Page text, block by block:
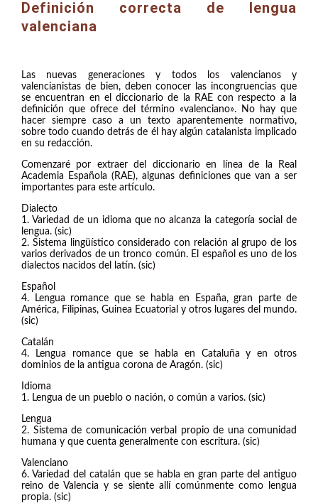
Definición correcta de lengua
valenciana
Las nuevas generaciones y todos los valencianos y
valencianistas de bien, deben conocer las incongruencias que
se encuentran en el diccionario de la RAE con respecto a la
definición que ofrece del término «valenciano». No hay que
hacer siempre caso a un texto aparentemente normativo,
sobre todo cuando detrás de él hay algún catalanista implicado
en su redacción.
Comenzaré por extraer del diccionario en línea de la Real
Academia Española (RAE), algunas definiciones que van a ser
importantes para este artículo.
Dialecto
1. Variedad de un idioma que no alcanza la categoría social de
lengua. (sic)
2. Sistema lingüístico considerado con relación al grupo de los
varios derivados de un tronco común. El español es uno de los
dialectos nacidos del latín. (sic)
Español
4. Lengua romance que se habla en España, gran parte de
América, Filipinas, Guinea Ecuatorial y otros lugares del mundo.
(sic)
Catalán
4. Lengua romance que se habla en Cataluña y en otros
dominios de la antigua corona de Aragón. (sic)
Idioma
1. Lengua de un pueblo o nación, o común a varios. (sic)
Lengua
2. Sistema de comunicación verbal propio de una comunidad
humana y que cuenta generalmente con escritura. (sic)
Valenciano
6. Variedad del catalán que se habla en gran parte del antiguo
reino de Valencia y se siente allí comúnmente como lengua
propia. (sic)